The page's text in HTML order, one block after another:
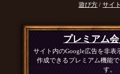
遊び方 /サイ
プレミアム
サイト内のGoogle広告を非表
作成できるプレミアム機能
す。